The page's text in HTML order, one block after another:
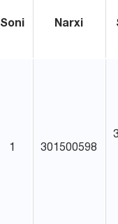
Soni Narxi
1 301500598